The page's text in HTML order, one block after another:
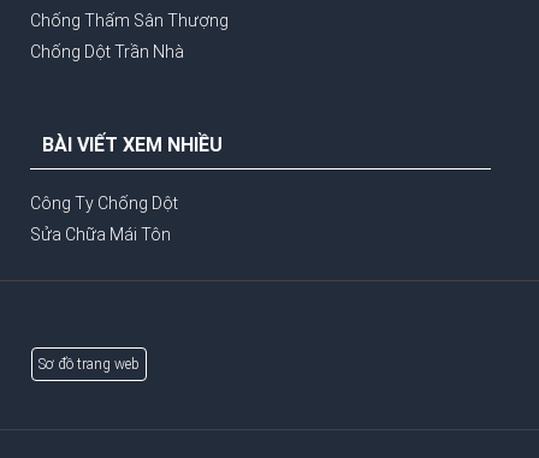
Chống Thấm Sân Thượng
Chống Dột Trần Nhà
BÀI VIẾT XEM NHIỀU
Công Ty Chống Dột
Sửa Chữa Mái Tôn
Sơ đồ trang web